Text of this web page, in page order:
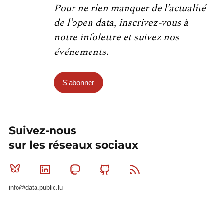
Pour ne rien manquer de l’actualité
de l’open data, inscrivez-vous à
notre infolettre et suivez nos
événements.
S'abonner
Suivez-nous
sur les réseaux sociaux
Bluesky Linkedin MastodonGithub
info@data.public.lu